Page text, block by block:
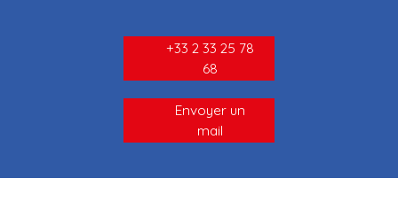
+33 2 33 25 78
68
Envoyer un
mail